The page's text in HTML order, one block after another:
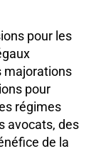
pour les
majorations
pour
régimes
avocats, des
de la